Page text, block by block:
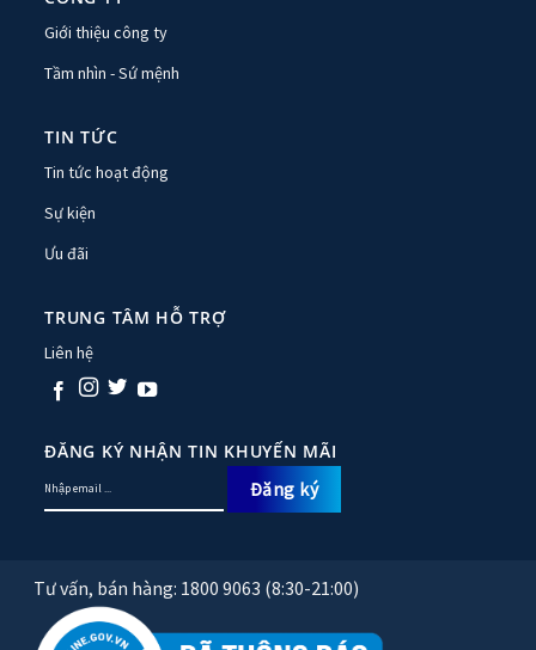
Giới thiệu công ty
Tầm nhìn - Sứ mệnh
TIN TỨC
Tin tức hoạt động
Sự kiện
Ưu đãi
TRUNG TÂM HỖ TRỢ
Liên hệ
ĐĂNG KÝ NHẬN TIN KHUYẾN MÃI
Tư vấn, bán hàng: 1800 9063 (8:30-21:00)